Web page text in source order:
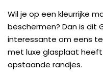
Wil je op een kleurrijke
beschermen? Dan is dit
interessante om eens
met luxe glasplaat
opstaande randjes.